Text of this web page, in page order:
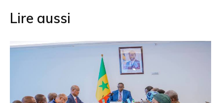
Lire aussi